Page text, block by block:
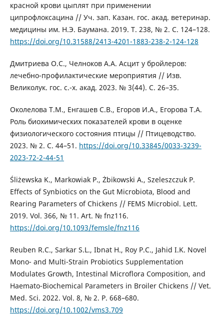
красной крови цыплят при применении
ципрофлоксацина // Уч. зап. Казан. гос. акад. ветеринар.
медицины им. Н.Э. Баумана. 2019. Т. 238, № 2. С. 124–128.
https://doi.org/10.31588/2413-4201-1883-238-2-124-128
Дмитриева О.С., Челноков А.А. Асцит у бройлеров:
лечебно-профилактические мероприятия // Изв.
Великолук. гос. с.-х. акад. 2023. № 3(44). С. 26–35.
Околелова Т.М., Енгашев С.В., Егоров И.А., Егорова Т.А.
Роль биохимических показателей крови в оценке
физиологического состояния птицы // Птицеводство.
2023. № 2. С. 44–51. https://doi.org/10.33845/0033-3239-
2023-72-2-44-51
Śliżewska K., Markowiak P., Żbikowski A., Szeleszczuk P.
Effects of Synbiotics on the Gut Microbiota, Blood and
Rearing Parameters of Chickens // FEMS Microbiol. Lett.
2019. Vol. 366, № 11. Art. № fnz116.
https://doi.org/10.1093/femsle/fnz116
Reuben R.C., Sarkar S.L., Ibnat H., Roy P.C., Jahid I.K. Novel
Mono- and Multi-Strain Probiotics Supplementation
Modulates Growth, Intestinal Microflora Composition, and
Haemato-Biochemical Parameters in Broiler Chickens // Vet.
Med. Sci. 2022. Vol. 8, № 2. P. 668–680.
https://doi.org/10.1002/vms3.709